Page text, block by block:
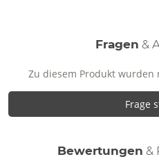
Fragen &
Zu diesem Produkt wurden
Frage
Bewertungen &